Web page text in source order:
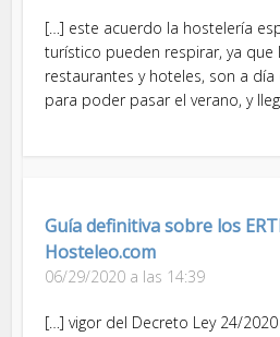
[…] este acuerdo la hostelería
turístico pueden respirar, ya que
restaurantes y hoteles, son a día
para poder pasar el verano, y
Guía definitiva sobre los
Hosteleo.com
06/29/2020 a las 14:39
[…] vigor del Decreto Ley 24/